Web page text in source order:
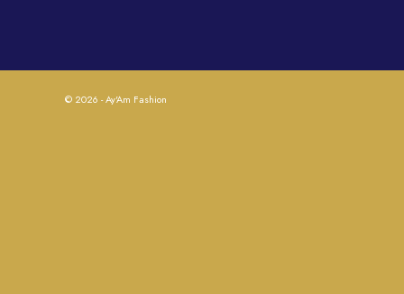
© 2026 - Ay'Am Fashion